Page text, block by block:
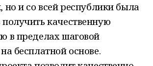
но и со всей республики была
качественную
в пределах шаговой
бесплатной основе.